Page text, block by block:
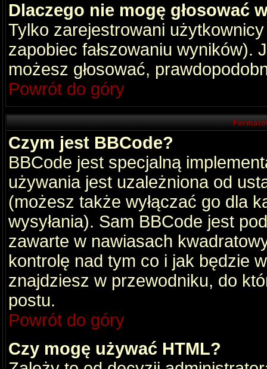
Dlaczego nie mogę głosować
Tylko zarejestrowani
zapobiec fałszowaniu wyników).
możesz głosować,
Powrót do góry
Czym jest BBCode?
BBCode jest specjalną
używania jest uzależniona od
(możesz także wyłączać go dla
wysyłania). Sam BBCode jest
zawarte w nawiasach
kontrolę nad tym co i jak będzie
znajdziesz w przewodniku, do
postu.
Powrót do góry
Czy mogę używać HTML?